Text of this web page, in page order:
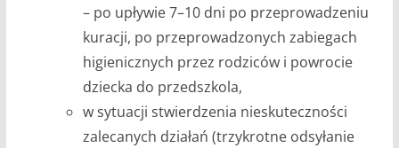
– po upływie 7–10 dni po przeprowadzeniu
kuracji, po przeprowadzonych zabiegach
higienicznych przez rodziców i powrocie
dziecka do przedszkola,
w sytuacji stwierdzenia nieskuteczności
zalecanych działań (trzykrotne odsyłanie